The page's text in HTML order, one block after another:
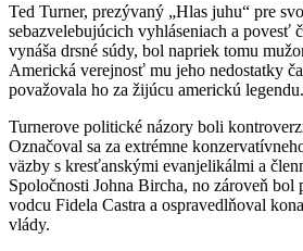
Ted Turner, prezývaný „Hlas juhu“ pre
sebazvelebujúcich vyhláseniach a povesť
vynáša drsné súdy, bol napriek tomu
Americká verejnosť mu jeho nedostatky
považovala ho za žijúcu americkú legendu.
Turnerove politické názory boli
Označoval sa za extrémne
väzby s kresťanskými evanjelikálmi a
Spoločnosti Johna Bircha, no zároveň bol
vodcu Fidela Castra a ospravedlňoval
vlády.